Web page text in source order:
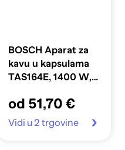
BOSCH Aparat za
kavu u kapsulama
TAS164E, 1400 W,
od 51,70 €
Vidi u 2 trgovine